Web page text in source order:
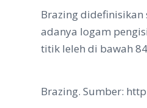
Brazing didefinisikan
adanya logam
titik leleh di bawah
Brazing. Sumber: